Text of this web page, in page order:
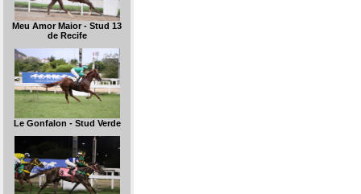
Meu Amor Maior - Stud 13
de Recife
Le Gonfalon - Stud Verde